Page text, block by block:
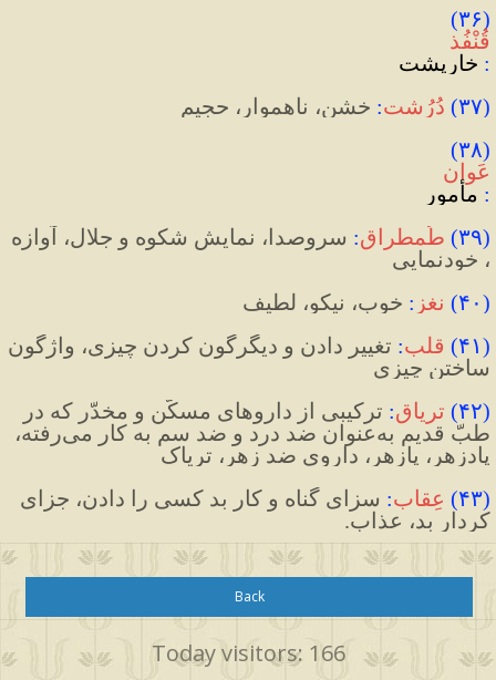
(۳۶)
قُنْفُذ
: خارپشت
(۳۷) دُرُشت: ‌ خشن، ناهموار، حجیم
(۳۸)
عَوان
: مأمور
(۳۹) طُمطراق:
، خودنمایی
(۴۰) نغز : خوب، نیکو، لطیف
(۴۱) قلب:
ساختن چیزی
(۴۲) تریاق:
طبّ قدیم بهعنوان ضد درد و ضد سم به کار می
پادزهر، پازهر، داروی ضد زهر، تریاک
(۴۳) عِقاب:
کردار بد، عذاب.
Back
Today visitors: 166